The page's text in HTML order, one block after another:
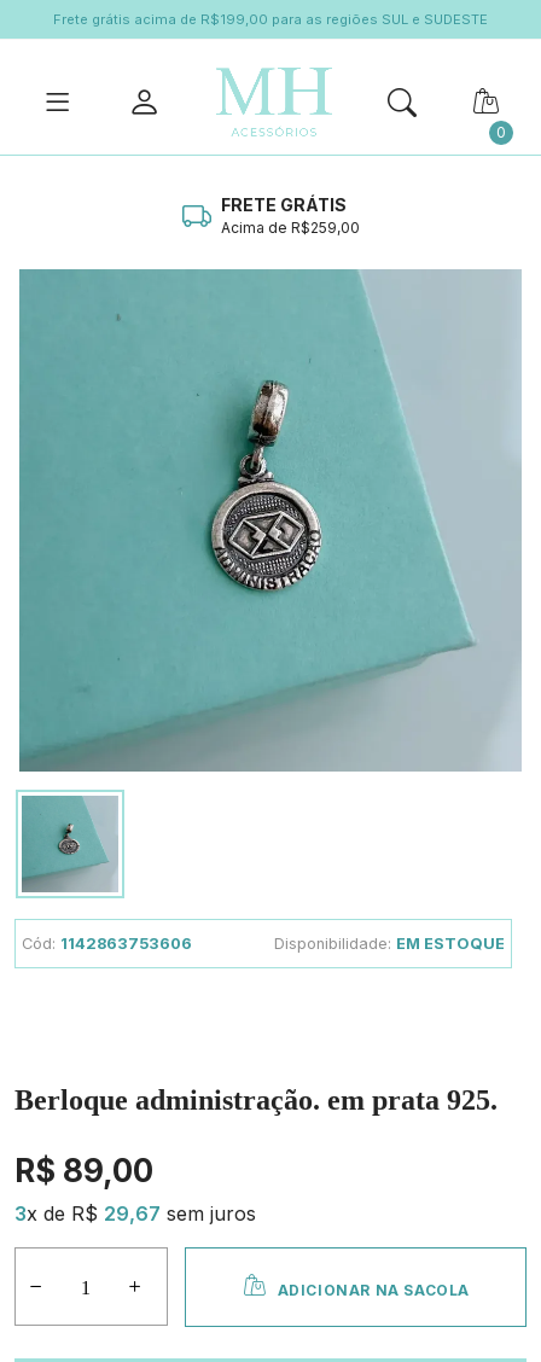
Frete grátis acima de R$199,00 para as regiões SUL e SUDESTE
0
FRETE GRÁTIS
Acima de R$259,00
Cód: 1142863753606 Disponibilidade: EM ESTOQUE
Berloque administração. em prata 925.
R$ 89,00
3x de R$ 29,67 sem juros
ADICIONAR NA SACOLA